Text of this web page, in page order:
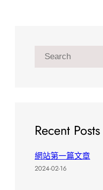
Recent Posts
網站第一篇文章
2024-02-16